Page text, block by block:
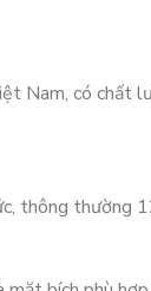
Nam, có chất
thông thường